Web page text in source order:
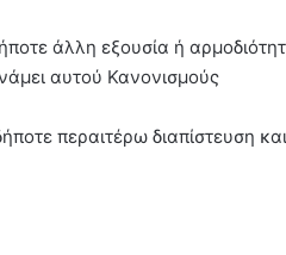
άλλη εξουσία ή
αυτού Κανονισμούς
περαιτέρω διαπίστευση